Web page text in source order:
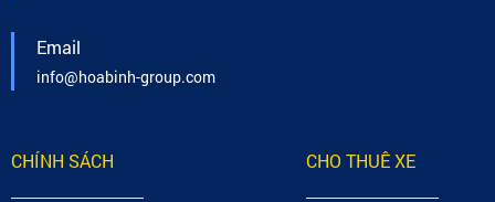
Email
info@hoabinh-group.com
CHÍNH SÁCH CHO THUÊ XE